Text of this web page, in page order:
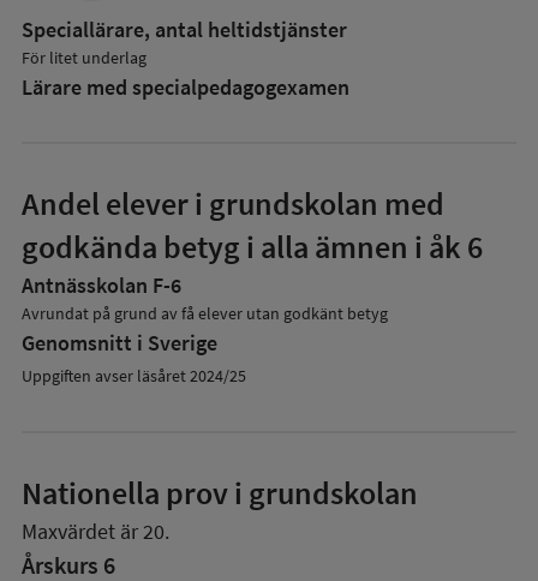
Speciallärare, antal heltidstjänster
För litet underlag
Lärare med specialpedagog­examen
Andel elever i grundskolan med
godkända betyg i alla ämnen i åk 6
Antnässkolan F-6
Avrundat på grund av få elever utan godkänt betyg
Genomsnitt i Sverige
Uppgiften avser läsåret 2024/25
Nationella prov i grundskolan
Maxvärdet är 20.
Årskurs 6